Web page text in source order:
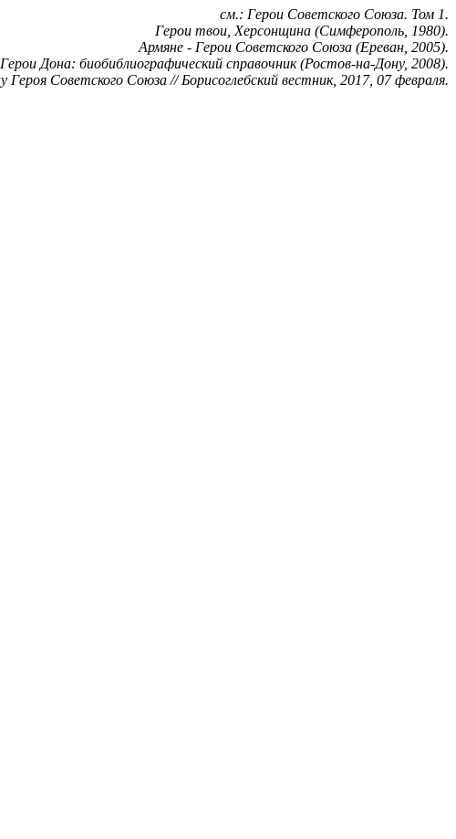
см.: Герои Советского Союза. Том 1.
Герои твои, Херсонщина (Симферополь, 1980).
Армяне - Герои Советского Союза (Ереван, 2005).
Герои Дона: биобиблиографический справочник (Ростов-на-Дону, 2008).
Советского Союза // Борисоглебский вестник, 2017, 07 февраля.